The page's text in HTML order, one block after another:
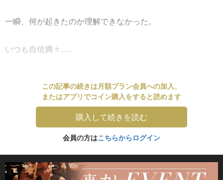
一瞬、何が起きたのか理解できなかった。
いつも自信満々......
この記事の続きは月額プラン会員への加入、
またはアプリでコイン購入をすると読めます
購入して続きを読む
会員の方はこちらからログイン